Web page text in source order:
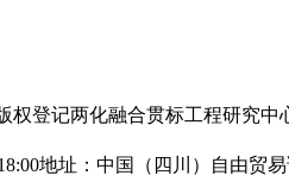
权登记两化融合贯标工程研究中
地址：中国（四川）自由贸